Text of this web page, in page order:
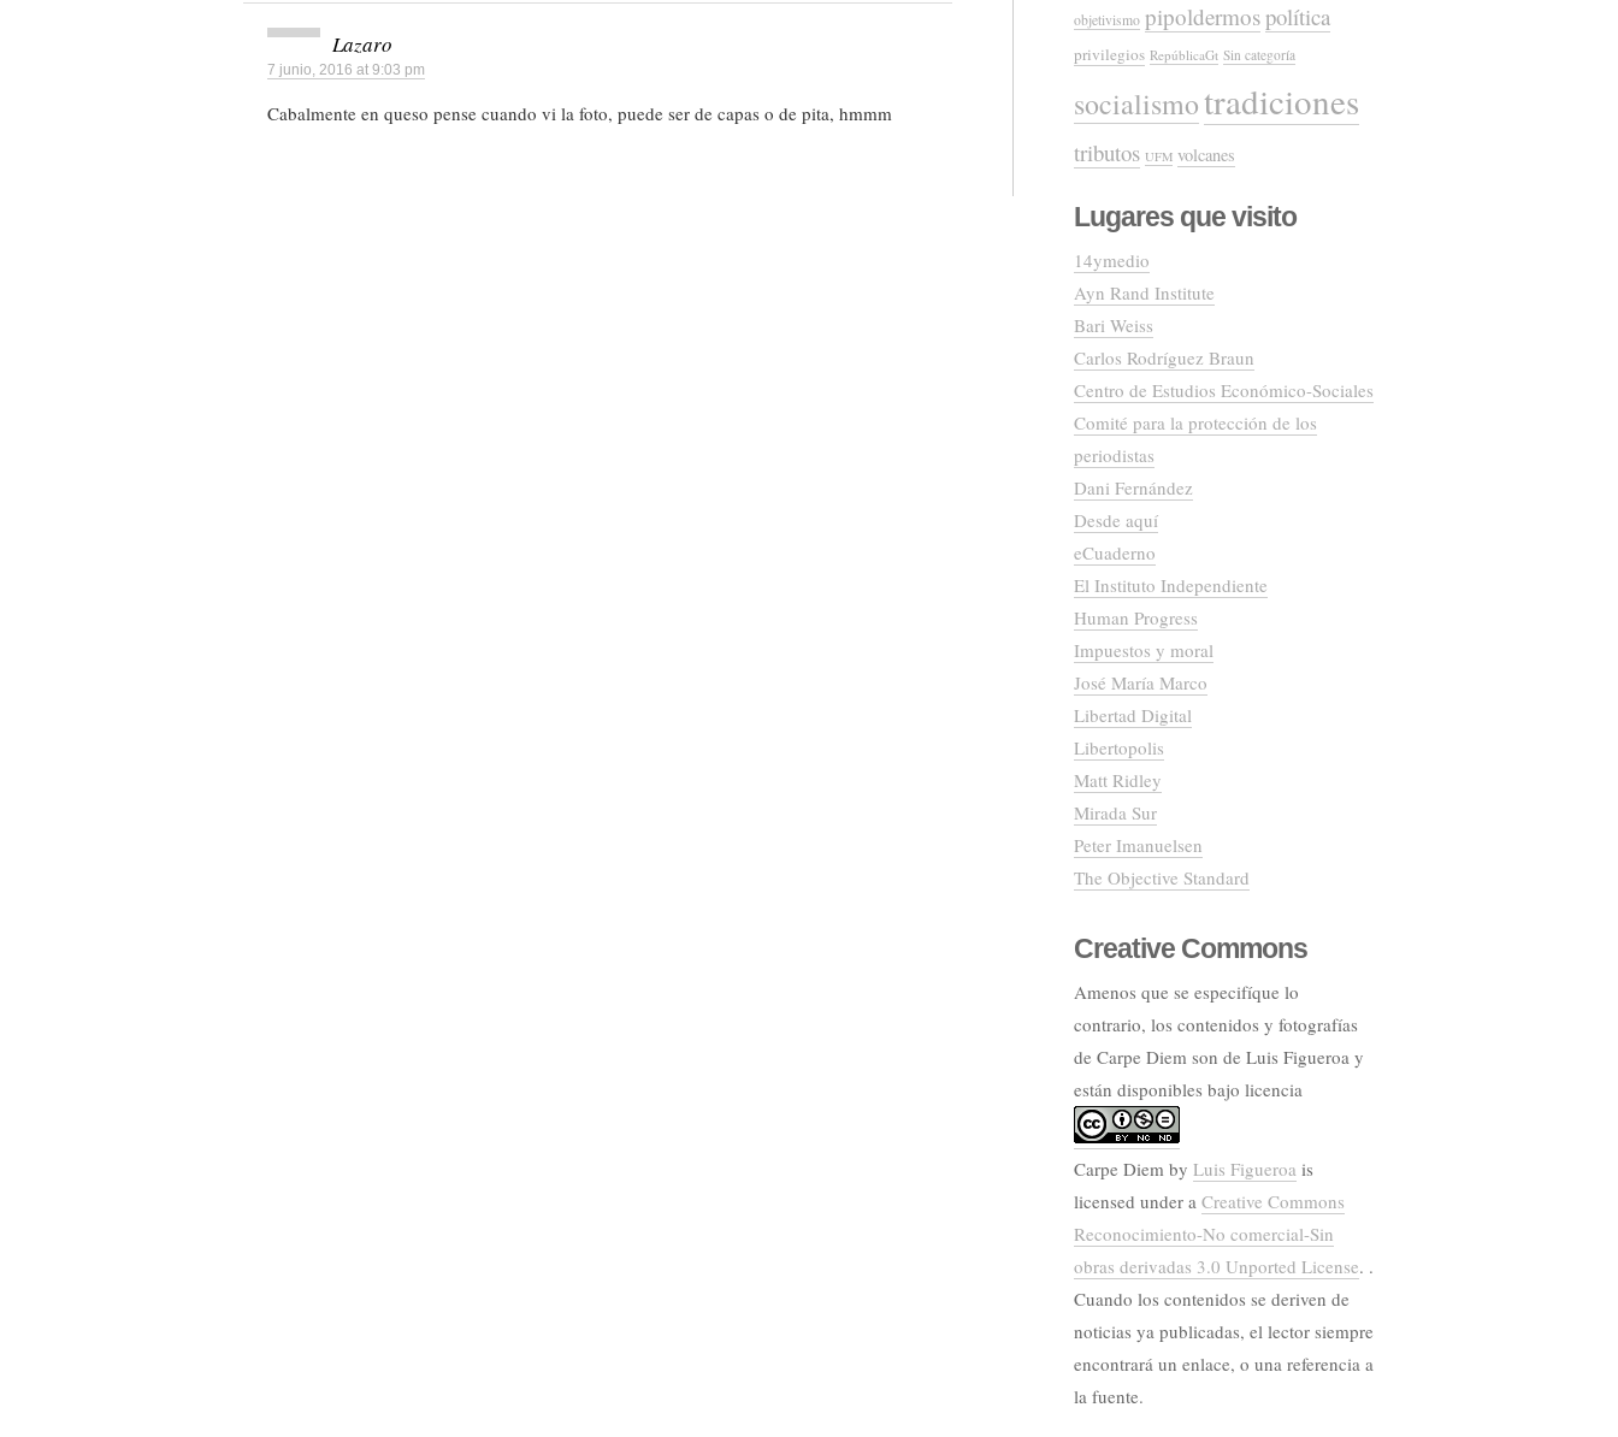
Lazaro
7 junio, 2016 at 9:03 pm
Cabalmente en queso pense cuando vi la foto, puede ser de capas o de pita, hmmm
objetivismo pipoldermospolítica
privilegios RepúblicaGt Sin categoría
socialismotradiciones
tributos UFM volcanes
Lugares que visito
14ymedio
Ayn Rand Institute
Bari Weiss
Carlos Rodríguez Braun
Centro de Estudios Económico-Sociales
Comité para la protección de los
periodistas
Dani Fernández
Desde aquí
eCuaderno
El Instituto Independiente
Human Progress
Impuestos y moral
José María Marco
Libertad Digital
Libertopolis
Matt Ridley
Mirada Sur
Peter Imanuelsen
The Objective Standard
Creative Commons
Amenos que se especifíque lo
contrario, los contenidos y fotografías
de Carpe Diem son de Luis Figueroa y
están disponibles bajo licencia
Carpe Diem by Luis Figueroa is
licensed under a Creative Commons
Reconocimiento-No comercial-Sin
obras derivadas 3.0 Unported License. .
Cuando los contenidos se deriven de
noticias ya publicadas, el lector siempre
encontrará un enlace, o una referencia a
la fuente.